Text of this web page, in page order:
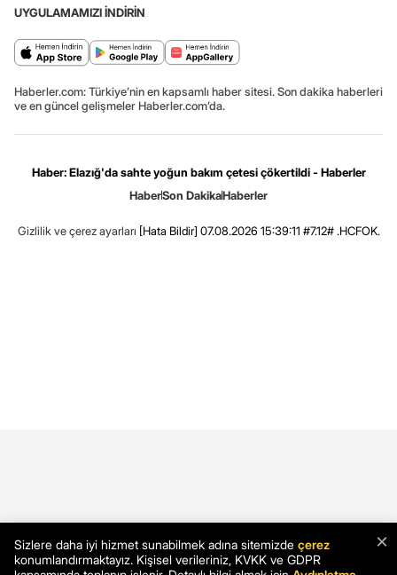
UYGULAMAMIZI İNDİRİN
Haberler.com: Türkiye’nin en kapsamlı haber sitesi. Son dakika haberleri
ve en güncel gelişmeler Haberler.com’da.
Haber: Elazığ'da sahte yoğun bakım çetesi çökertildi - Haberler
HaberSon DakikaHaberler
Gizlilik ve çerez ayarları [Hata Bildir] 07.08.2026 15:39:11 #7.12# .HCFOK.
×
Sizlere daha iyi hizmet sunabilmek adına sitemizde çerez
konumlandırmaktayız. Kişisel verileriniz, KVKK ve GDPR